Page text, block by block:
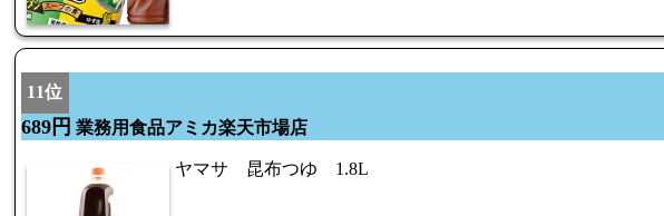
11位
689円 業務用食品アミカ楽天市場店
ヤマサ 昆布つゆ 1.8L